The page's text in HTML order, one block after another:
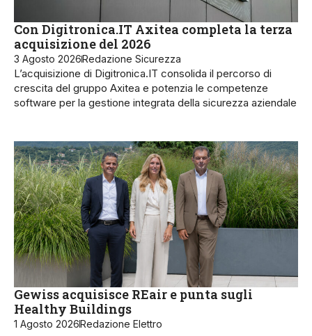
Con Digitronica.IT Axitea completa la terza
acquisizione del 2026
3 Agosto 2026 Redazione Sicurezza
L’acquisizione di Digitronica.IT consolida il percorso di
crescita del gruppo Axitea e potenzia le competenze
software per la gestione integrata della sicurezza aziendale
Gewiss acquisisce REair e punta sugli
Healthy Buildings
1 Agosto 2026Redazione Elettro